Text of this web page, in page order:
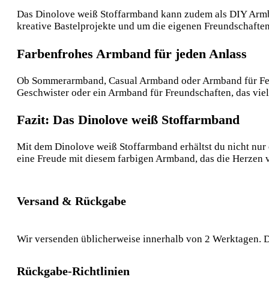
Das Dinolove weiß Stoffarmband kann zudem als DIY
kreative Bastelprojekte und um die eigenen
Farbenfrohes Armband für jeden Anlass
Ob Sommerarmband, Casual Armband oder Armband für
Geschwister oder ein Armband für Freundschaften, das
Fazit: Das Dinolove weiß Stoffarmband
Mit dem Dinolove weiß Stoffarmband erhältst du nicht
eine Freude mit diesem farbigen Armband, das die
Versand & Rückgabe
Wir versenden üblicherweise innerhalb von 2 Werktagen.
Rückgabe-Richtlinien